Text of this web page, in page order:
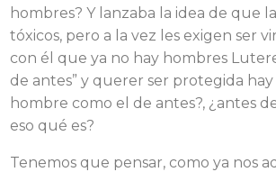
hombres? Y lanzaba la idea de que
tóxicos, pero a la vez les exigen ser
con él que ya no hay hombres
de antes” y querer ser protegida
hombre como el de antes?, ¿antes
eso qué es?
Tenemos que pensar, como ya nos